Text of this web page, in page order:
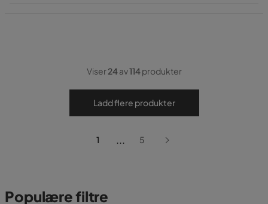
Viser24av114produkter
Ladd flere produkter
1 ... 5
Populære filtre